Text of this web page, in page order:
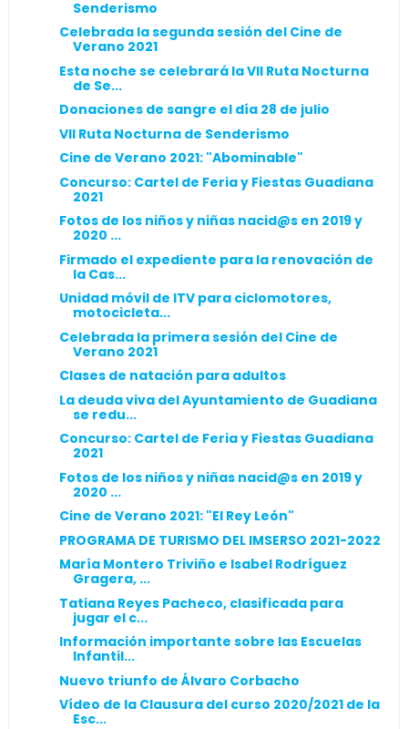
Senderismo
Celebrada la segunda sesión del Cine de
Verano 2021
Esta noche se celebrará la VII Ruta Nocturna
de Se...
Donaciones de sangre el día 28 de julio
VII Ruta Nocturna de Senderismo
Cine de Verano 2021: "Abominable"
Concurso: Cartel de Feria y Fiestas Guadiana
2021
Fotos de los niños y niñas nacid@s en 2019 y
2020 ...
Firmado el expediente para la renovación de
la Cas...
Unidad móvil de ITV para ciclomotores,
motocicleta...
Celebrada la primera sesión del Cine de
Verano 2021
Clases de natación para adultos
La deuda viva del Ayuntamiento de Guadiana
se redu...
Concurso: Cartel de Feria y Fiestas Guadiana
2021
Fotos de los niños y niñas nacid@s en 2019 y
2020 ...
Cine de Verano 2021: "El Rey León"
PROGRAMA DE TURISMO DEL IMSERSO 2021-2022
María Montero Triviño e Isabel Rodríguez
Gragera, ...
Tatiana Reyes Pacheco, clasificada para
jugar el c...
Información importante sobre las Escuelas
Infantil...
Nuevo triunfo de Álvaro Corbacho
Vídeo de la Clausura del curso 2020/2021 de la
Esc...